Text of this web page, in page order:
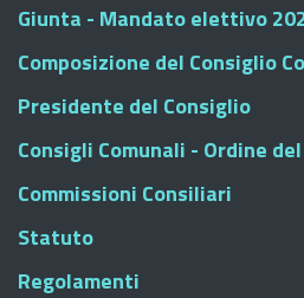
Giunta - Mandato elettivo
Composizione del Consiglio
Presidente del Consiglio
Consigli Comunali - Ordine
Commissioni Consiliari
Statuto
Regolamenti